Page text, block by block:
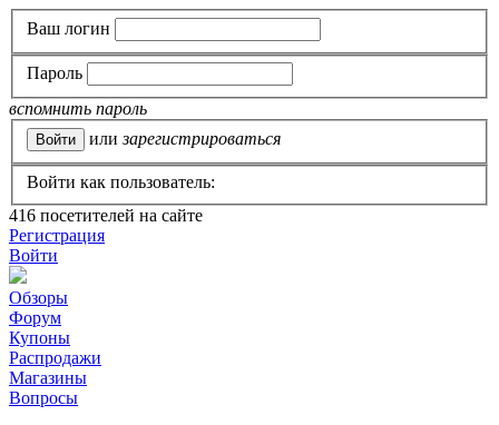
Ваш логин
Пароль
вспомнить пароль
или зарегистрироваться
Войти как пользователь:
416 посетителей на сайте
Регистрация
Войти
Обзоры
Форум
Купоны
Распродажи
Магазины
Вопросы